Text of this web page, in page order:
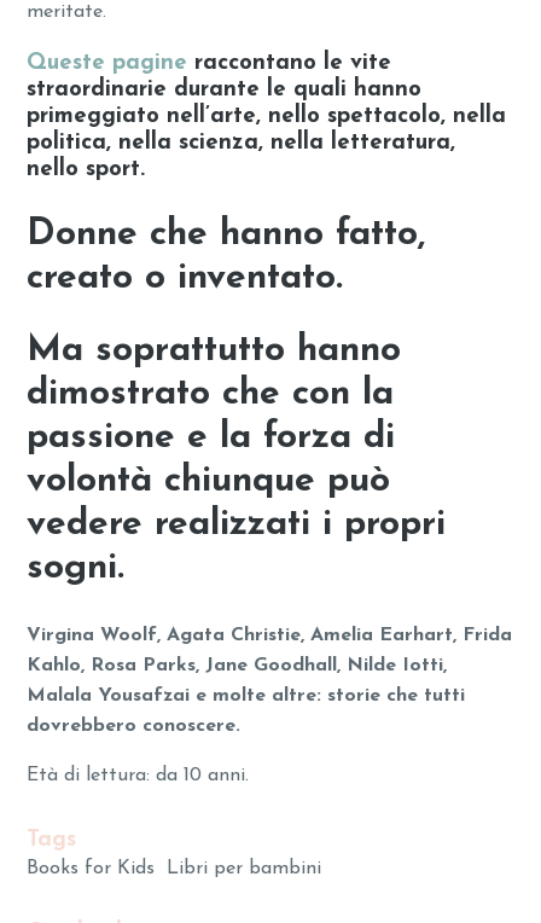
meritate.
Queste pagine raccontano le vite
straordinarie durante le quali hanno
primeggiato nell’arte, nello spettacolo, nella
politica, nella scienza, nella letteratura,
nello sport.
Donne che hanno fatto,
creato o inventato.
Ma soprattutto hanno
dimostrato che con la
passione e la forza di
volontà chiunque può
vedere realizzati i propri
sogni.
Virgina Woolf, Agata Christie, Amelia Earhart, Frida
Kahlo, Rosa Parks, Jane Goodhall, Nilde Iotti,
Malala Yousafzai e molte altre: storie che tutti
dovrebbero conoscere.
Età di lettura: da 10 anni.
Tags
Books for Kids Libri per bambini